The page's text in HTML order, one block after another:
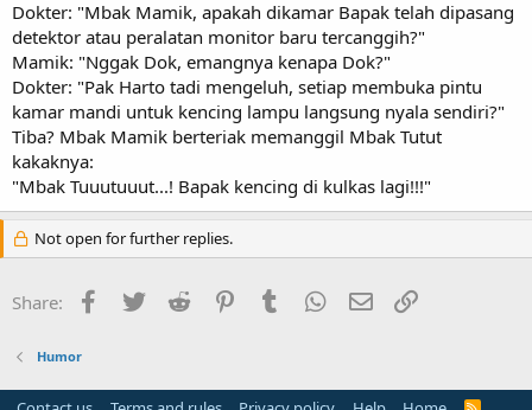
Dokter: "Mbak Mamik, apakah dikamar Bapak telah dipasang
detektor atau peralatan monitor baru tercanggih?"
Mamik: "Nggak Dok, emangnya kenapa Dok?"
Dokter: "Pak Harto tadi mengeluh, setiap membuka pintu
kamar mandi untuk kencing lampu langsung nyala sendiri?"
Tiba? Mbak Mamik berteriak memanggil Mbak Tutut
kakaknya:
"Mbak Tuuutuuut...! Bapak kencing di kulkas lagi!!!"
Not open for further replies.
Share: Facebook
Twitter Reddit PinterestTumblr WhatsApp
Email
Humor
R